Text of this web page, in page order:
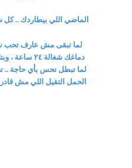
الماضي اللي بيطاردك ..
لما تبقى مش عارف تحب
دماغك شغالة ٢٤ ساعة ، وبتلف في دواير . كل تفصيلة ب...
لما تبطل تحس بأي حاجة
الحمل التقيل اللي مش